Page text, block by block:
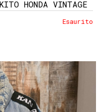
HONDA VINTAGE
Esaurito